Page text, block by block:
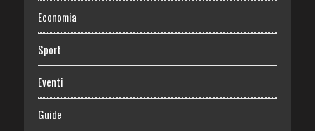
Economia
Sport
Eventi
Guide